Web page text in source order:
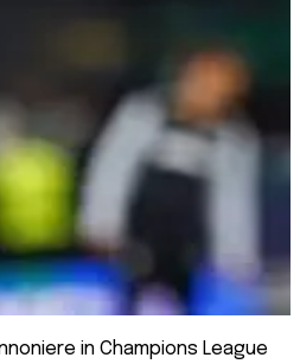
in Champions League